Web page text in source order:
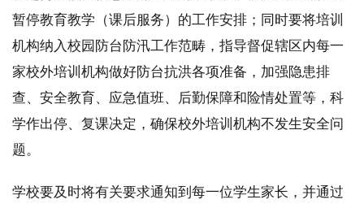
暂停教育教学（课后服务）的工作安排；同时要将培训
机构纳入校园防台防汛工作范畴，指导督促辖区内每一
家校外培训机构做好防台抗洪各项准备，加强隐患排
查、安全教育、应急值班、后勤保障和险情处置等，科
学作出停、复课决定，确保校外培训机构不发生安全问
题。
学校要及时将有关要求通知到每一位学生家长，并通过